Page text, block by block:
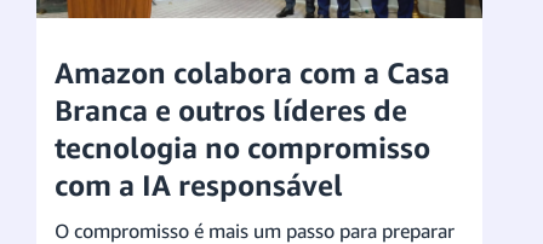
Amazon colabora com a Casa
Branca e outros líderes de
tecnologia no compromisso
com a IA responsável
O compromisso é mais um passo para preparar